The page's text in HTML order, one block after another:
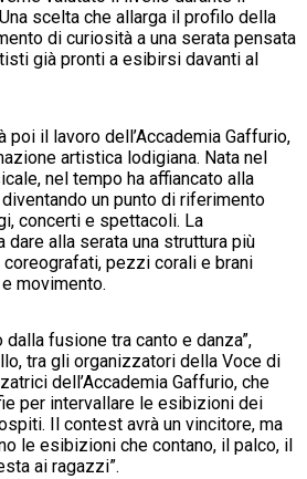
scelta che allarga il profilo della
di curiosità a una serata pensata
già pronti a esibirsi davanti al
poi il lavoro dell’Accademia Gaffurio,
artistica lodigiana. Nata nel
nel tempo ha affiancato alla
un punto di riferimento
concerti e spettacoli. La
alla serata una struttura più
pezzi corali e brani
movimento.
dalla fusione tra canto e danza”,
tra gli organizzatori della Voce di
dell’Accademia Gaffurio, che
per intervallare le esibizioni dei
Il contest avrà un vincitore, ma
le esibizioni che contano, il palco, il
ai ragazzi”.